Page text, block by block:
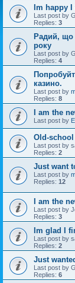
Im happy
Last post by
Replies: 3
Радий, що
року
Last post by
Replies: 4
казино.
Last post by
Replies: 8
I am the
Last post by
Old-
Last post by
Replies: 2
Just want
Last post by
Replies: 12
I am the
Last post by
Replies: 3
Im glad I
Last post by
Replies: 2
Just
Last post by
Replies: 6